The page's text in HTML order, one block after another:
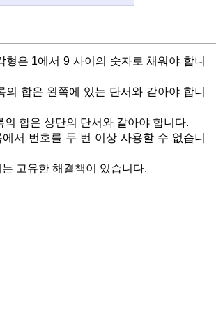
형은 1에서 9 사이의 숫자로 채워야 합니
의 합은 왼쪽에 있는 단서와 같아야 합니
의 합은 상단의 단서와 같아야 합니다.
서 번호를 두 번 이상 사용할 수 없습니
는 고유한 해결책이 있습니다.